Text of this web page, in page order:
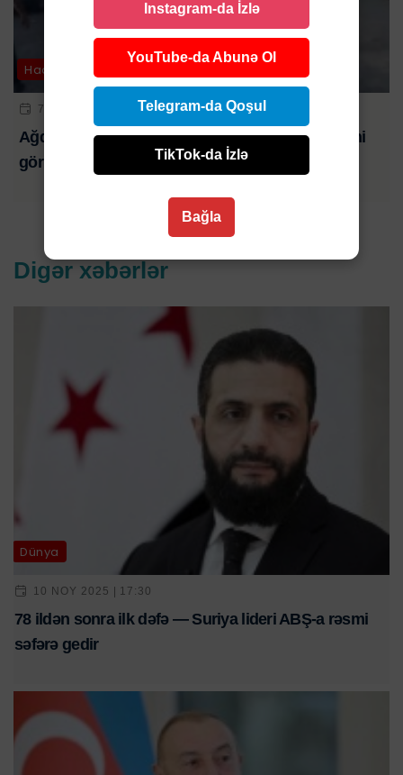
Hadisə
7 AVQ 2026 | 23:32
Ağdaşda televiziya əməkdaşlarına hücumun yeni
görüntüləri-ANBAAN VİDEO
Digər xəbərlər
Dünya
10 NOY 2025 | 17:30
78 ildən sonra ilk dəfə — Suriya lideri ABŞ-a rəsmi
səfərə gedir
Instagram-da İzlə
YouTube-da Abunə Ol
Telegram-da Qoşul
TikTok-da İzlə
Bağla